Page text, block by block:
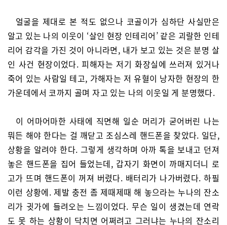
얼굴을 제대로 본 적도 없으나 코골이가 심하단 사실만은
알고 있는 나의 이웃이 ‘살인 현장 인테리어’ 같은 괴랄한 인테
리어 감각을 가진 것이 아니라면, 내가 보고 있는 것은 분명 살
인 사건 현장이었다. 피해자는 저기 화장실에 쓰러져 있거나
죽어 있는 사람일 테고, 가해자는 저 유혈이 낭자한 현장의 한
가운데에서 코까지 골며 자고 있는 나의 이웃일 게 분명했다.
이 어마어마한 사태에 직면해 일순 머리가 굳어버린 나는
뭐든 해야 한다는 걸 깨닫고 조심스레 핸드폰을 찾았다. 일단,
상황을 알려야 한다. 그렇게 생각하며 아까 톡을 보내고 던져
놓은 핸드폰을 집어 들었는데, 갑자기 화면이 까매지더니 로
고가 뜨며 핸드폰이 꺼져 버렸다. 배터리가 나가버렸다. 하필
이런 상황에. 제발 충전 좀 제때제때 해 놓으라는 누나의 잔소
리가 귓가에 들려오는 느낌이었다. 무슨 일이 생겼는데 연락
도 못 하는 상황이 닥치면 어쩌려고 그러냐는 누나의 잔소리